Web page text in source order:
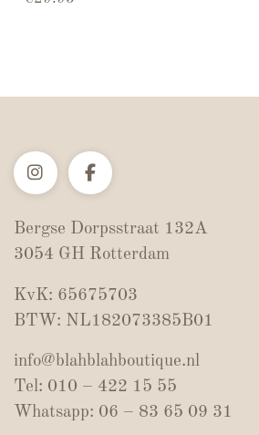
Bergse Dorpsstraat 132A
3054 GH Rotterdam
KvK: 65675703
BTW: NL182073385B01
info@blahblahboutique.nl
Tel: 010 – 422 15 55
Whatsapp: 06 – 83 65 09 31